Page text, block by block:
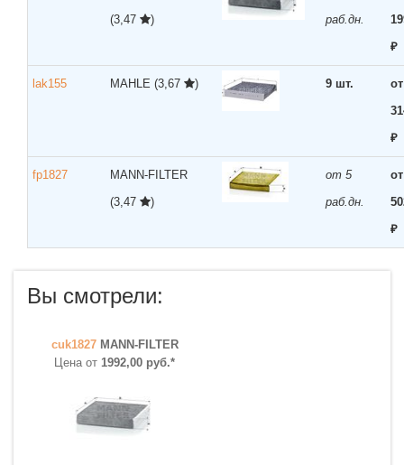
(3,47
)
раб.дн.
₽
lak155 MAHLE (3,67 ) 9 шт.
от
₽
fp1827
MANN-FILTER
(3,47
)
от 5
раб.дн.
от
₽
Вы смотрели:
cuk1827 MANN-FILTER
Цена от 1992,00 руб.*